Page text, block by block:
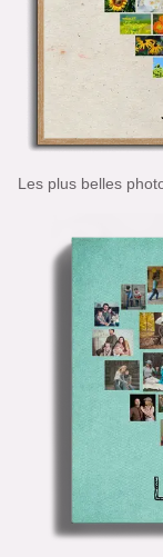
Les plus belles